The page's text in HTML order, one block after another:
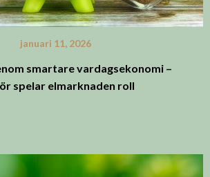
januari 11, 2026
smartare vardagsekonomi –
spelar elmarknaden roll